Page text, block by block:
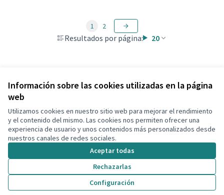
Información sobre las cookies utilizadas en la página
web
Utilizamos cookies en nuestro sitio web para mejorar el rendimiento
y el contenido del mismo. Las cookies nos permiten ofrecer una
experiencia de usuario y unos contenidos más personalizados desde
nuestros canales de redes sociales.
Aceptar todas
Rechazarlas
Configuración
Resultados por página: 20
1 2
Ver todas las propuestas retiradas
Términos y condiciones de uso
Configuración de cookies
Decidim Calafell en X
(Enlace externo)
Decidim Calafell en Facebook
Decidim Calafell en YouTube
Decidim Calafell en GitHub
(Enlace externo)
Web creada consoftware libre .
Con licencia
(Enlace